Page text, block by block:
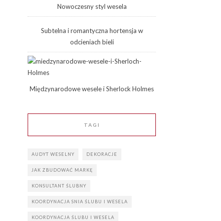
Nowoczesny styl wesela
Subtelna i romantyczna hortensja w
odcieniach bieli
Międzynarodowe wesele i Sherlock Holmes
TAGI
AUDYT WESELNY DEKORACJE
JAK ZBUDOWAĆ MARKĘ
KONSULTANT ŚLUBNY
KOORDYNACJA SNIA ŚLUBU I WESELA
KOORDYNACJA ŚLUBU I WESELA